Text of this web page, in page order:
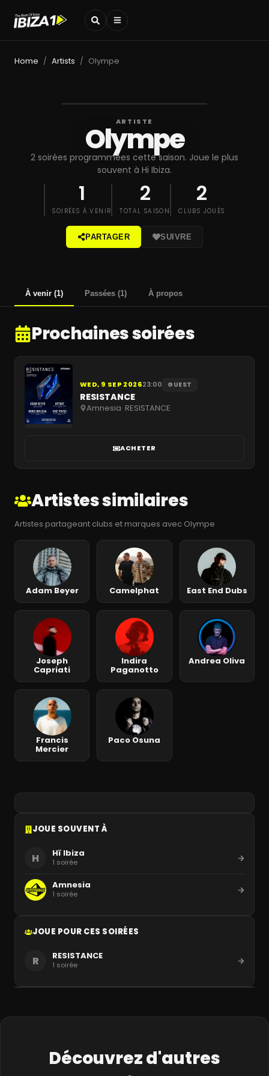
Home / Artists / Olympe
ARTISTE
Olympe
2 soirées programmées cette saison. Joue le plus
souvent à Hï Ibiza.
1
SOIRÉES À VENIR
2
TOTAL SAISON
2
CLUBS JOUÉS
PARTAGER SUIVRE
À venir (1) Passées (1) À propos
Prochaines soirées
WED, 9 SEP 202623:00 GUEST
RESISTANCE
Amnesia· RESISTANCE
ACHETER
Artistes similaires
Artistes partageant clubs et marques avec Olympe
Adam Beyer Camelphat East End Dubs
Joseph
Capriati
Indira
Paganotto
Andrea Oliva
Francis
Mercier
Paco Osuna
JOUE SOUVENT À
H Hï Ibiza
1 soirée
Amnesia
1 soirée
JOUE POUR CES SOIRÉES
R RESISTANCE
1 soirée
Découvrez d'autres